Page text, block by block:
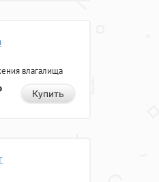
влагалища
Купить